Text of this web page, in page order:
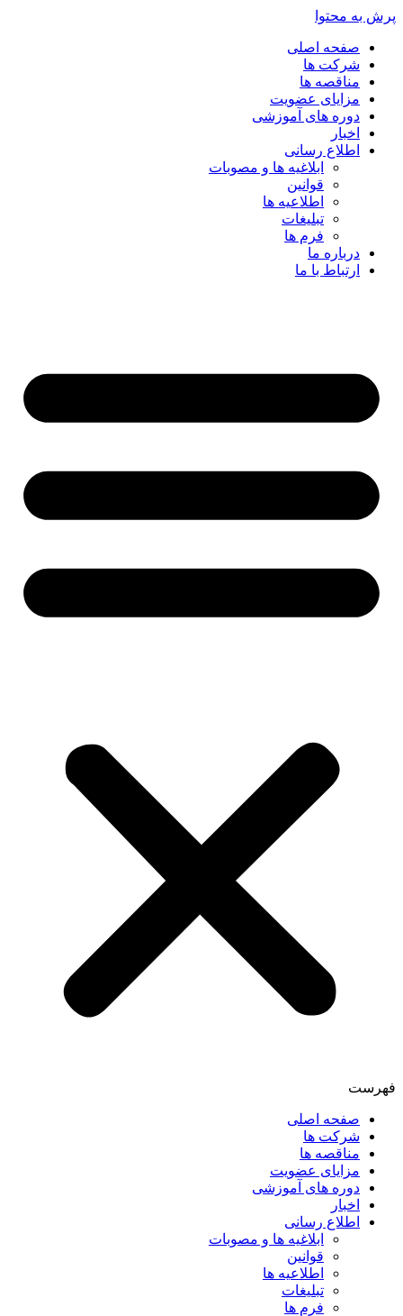
پرش به محتوا
صفحه اصلی
شرکت ها
مناقصه ها
مزایای عضویت
دوره های آموزشی
اخبار
اطلاع رسانی
ابلاغیه ها و مصوبات
قوانین
اطلاعیه ها
تبلیغات
فرم ها
درباره ما
ارتباط با ما
فهرست
صفحه اصلی
شرکت ها
مناقصه ها
مزایای عضویت
دوره های آموزشی
اخبار
اطلاع رسانی
ابلاغیه ها و مصوبات
قوانین
اطلاعیه ها
تبلیغات
فرم ها